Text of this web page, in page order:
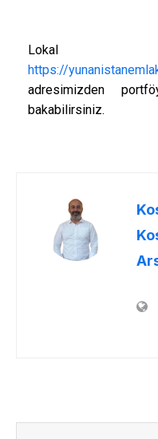
https://
adresimizden
bakabilirsiniz.